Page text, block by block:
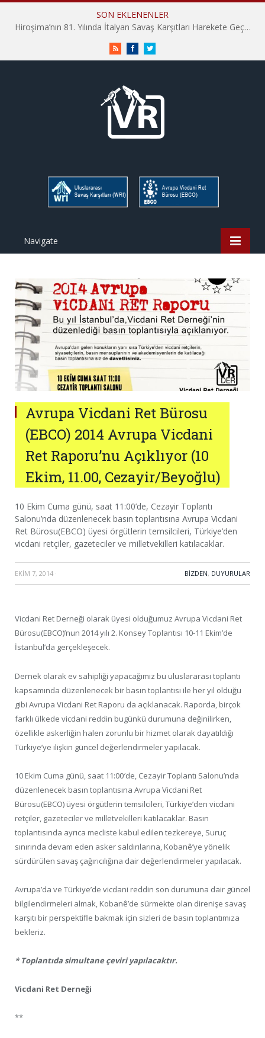
SON EKLENENLER
Hiroşima’nın 81. Yılında İtalyan Savaş Karşıtları Harekete Geçti: “Hatırlamak yeterli değil”
RSS FacebookTwitter
Navigate
Avrupa Vicdani Ret Bürosu
(EBCO) 2014 Avrupa Vicdani
Ret Raporu’nu Açıklıyor (10
Ekim, 11.00, Cezayir/Beyoğlu)
10 Ekim Cuma günü, saat 11:00’de, Cezayir Toplantı
Salonu’nda düzenlenecek basın toplantısına Avrupa Vicdani
Ret Bürosu(EBCO) üyesi örgütlerin temsilcileri, Türkiye’den
vicdani retçiler, gazeteciler ve milletvekilleri katılacaklar.
EKIM 7, 2014 · BIZDEN, DUYURULAR
Vicdani Ret Derneği olarak üyesi olduğumuz Avrupa Vicdani Ret
Bürosu(EBCO)’nun 2014 yılı 2. Konsey Toplantısı 10-11 Ekim’de
İstanbul’da gerçekleşecek.
Dernek olarak ev sahipliği yapacağımız bu uluslararası toplantı
kapsamında düzenlenecek bir basın toplantısı ile her yıl olduğu
gibi Avrupa Vicdani Ret Raporu da açıklanacak. Raporda, birçok
farklı ülkede vicdani reddin bugünkü durumuna değinilirken,
özellikle askerliğin halen zorunlu bir hizmet olarak dayatıldığı
Türkiye’ye ilişkin güncel değerlendirmeler yapılacak.
10 Ekim Cuma günü, saat 11:00′de, Cezayir Toplantı Salonu’nda
düzenlenecek basın toplantısına Avrupa Vicdani Ret
Bürosu(EBCO) üyesi örgütlerin temsilcileri, Türkiye’den vicdani
retçiler, gazeteciler ve milletvekilleri katılacaklar. Basın
toplantısında ayrıca mecliste kabul edilen tezkereye, Suruç
sınırında devam eden asker saldırılarına, Kobanê’ye yönelik
sürdürülen savaş çağırıcılığına dair değerlendirmeler yapılacak.
Avrupa’da ve Türkiye’de vicdani reddin son durumuna dair güncel
bilgilendirmeleri almak, Kobanê’de sürmekte olan direnişe savaş
karşıtı bir perspektifle bakmak için sizleri de basın toplantımıza
bekleriz.
* Toplantıda simultane çeviri yapılacaktır.
Vicdani Ret Derneği
**